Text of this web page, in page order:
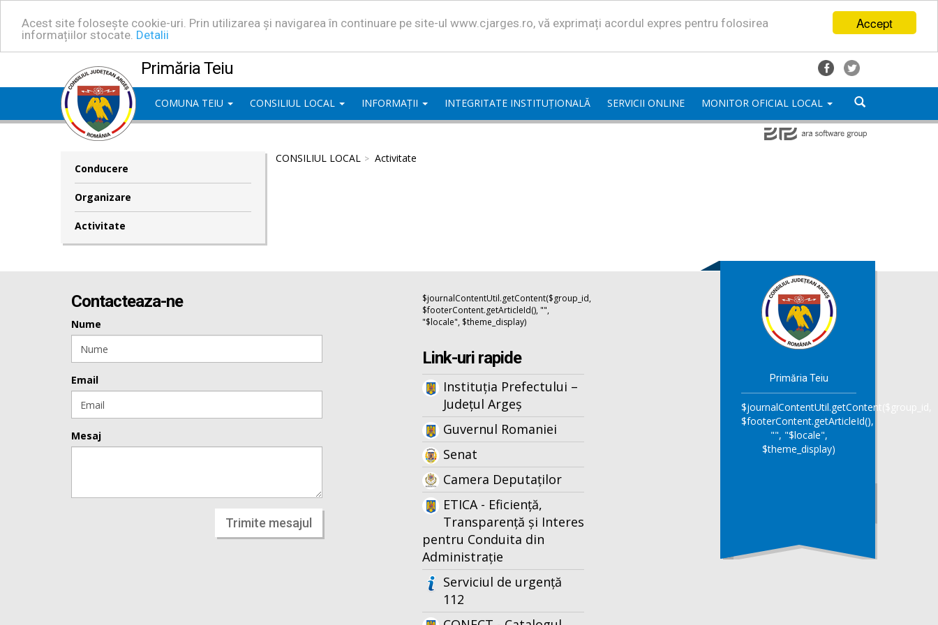
Accept
Acest site folosește cookie-uri. Prin utilizarea și navigarea în continuare pe site-ul www.cjarges.ro, vă exprimați acordul expres pentru folosirea
informațiilor stocate. Detalii
Primăria Teiu
COMUNA TEIU CONSILIUL LOCAL INFORMAȚII INTEGRITATE INSTITUȚIONALĂ SERVICII ONLINE MONITOR OFICIAL LOCAL
Conducere
Organizare
Activitate
CONSILIUL LOCAL Activitate
Contacteaza-ne
Nume
Email
Mesaj
Trimite mesajul
$journalContentUtil.getContent($group_id,
$footerContent.getArticleId(), "",
"$locale", $theme_display)
Link-uri rapide
Instituția Prefectului –
Județul Argeș
Guvernul Romaniei
Senat
Camera Deputaților
ETICA - Eficiență,
Transparență și Interes
pentru Conduita din
Administrație
Serviciul de urgență
112
Primăria Teiu
$journalContentUtil.getContent($group_id,
$footerContent.getArticleId(),
"", "$locale",
$theme_display)